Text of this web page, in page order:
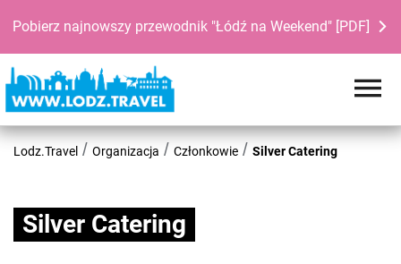
Pobierz najnowszy przewodnik "Łódź na Weekend" [PDF]
Lodz.Travel Organizacja Członkowie Silver Catering
Silver Catering